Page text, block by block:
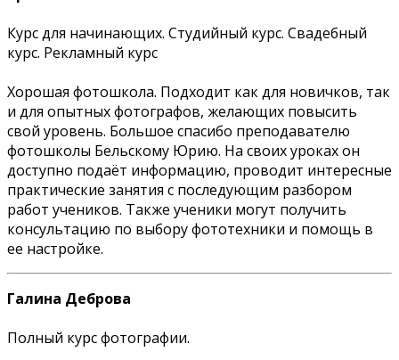
Курс для начинающих. Студийный курс. Свадебный
курс. Рекламный курс
Хорошая фотошкола. Подходит как для новичков, так
и для опытных фотографов, желающих повысить
свой уровень. Большое спасибо преподавателю
фотошколы Бельскому Юрию. На своих уроках он
доступно подаёт информацию, проводит интересные
практические занятия с последующим разбором
работ учеников. Также ученики могут получить
консультацию по выбору фототехники и помощь в
ее настройке.
Галина Деброва
Полный курс фотографии.